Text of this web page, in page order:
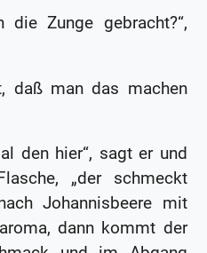
die Zunge gebracht?“,
daß man das machen
den hier“, sagt er und
„der schmeckt
Johannisbeere mit
dann kommt der